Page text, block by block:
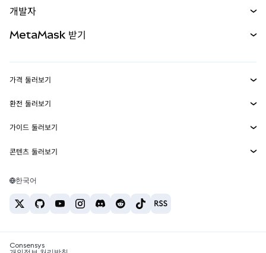
무기한 선물
실물자산
개발자
MetaMask Connect
Snaps
웹3 서비스
MetaMask 받기
보안
고객 지원
채용
가격 둘러보기
이더리움 가격
솔라나 가격
테더 가격
환전 둘러보기
ETH를 USD로 환전
USDT를 INR로 환전
BTC를 INR로 환전
ETH를 USDT로 환전
가이드 둘러보기
ETH 매수
USDT 매수
SHIB 매수
콘텐츠 둘러보기
솔라나 지갑
암호화폐 세금 뉴스
한국어
Consensys